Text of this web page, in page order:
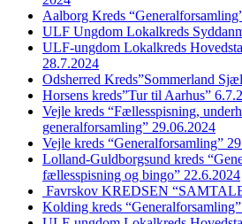
Aalborg Kreds
ULF Ungdom Lokalkreds
ULF-ungdom Lokalkreds
28.7.2024
Odsherred Kreds”Sommerland
Horsens kreds”Tur til Aarhus”
Vejle kreds “Fællesspisning,
generalforsamling” 29.06.2024
Vejle kreds “Generalforsamling”
Lolland-Guldborgsund kreds
fællesspisning og bingo” 22.6.2024
Favrskov KREDSEN
Kolding kreds